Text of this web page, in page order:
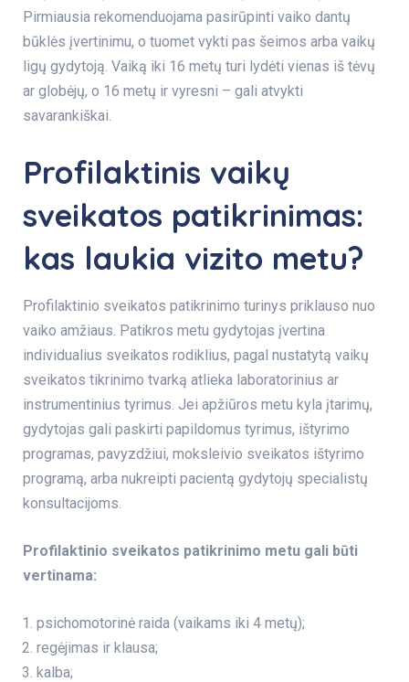
Pirmiausia rekomenduojama pasirūpinti vaiko dantų
būklės įvertinimu, o tuomet vykti pas šeimos arba vaikų
ligų gydytoją. Vaiką iki 16 metų turi lydėti vienas iš tėvų
ar globėjų, o 16 metų ir vyresni – gali atvykti
savarankiškai.
Profilaktinis vaikų
sveikatos patikrinimas:
kas laukia vizito metu?
Profilaktinio sveikatos patikrinimo turinys priklauso nuo
vaiko amžiaus. Patikros metu gydytojas įvertina
individualius sveikatos rodiklius, pagal nustatytą vaikų
sveikatos tikrinimo tvarką atlieka laboratorinius ar
instrumentinius tyrimus. Jei apžiūros metu kyla įtarimų,
gydytojas gali paskirti papildomus tyrimus, ištyrimo
programas, pavyzdžiui, moksleivio sveikatos ištyrimo
programą, arba nukreipti pacientą gydytojų specialistų
konsultacijoms.
Profilaktinio sveikatos patikrinimo metu gali būti
vertinama:
psichomotorinė raida (vaikams iki 4 metų);
regėjimas ir klausa;
kalba;